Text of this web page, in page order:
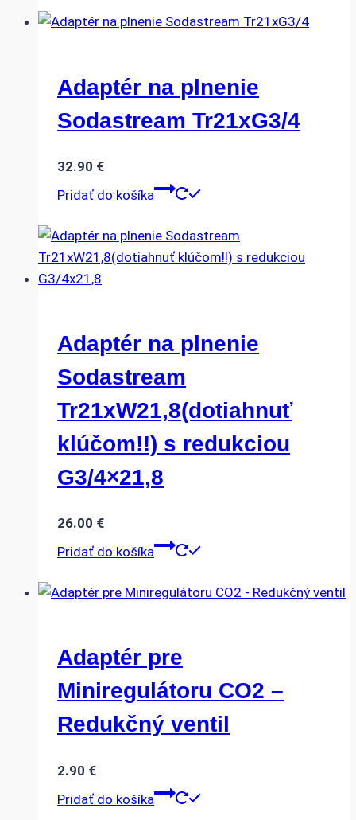
Adaptér na plnenie
Sodastream Tr21xG3/4
32.90 €
Pridať do košíka
Adaptér na plnenie
Sodastream
Tr21xW21,8(dotiahnuť
klúčom!!) s redukciou
G3/4×21,8
26.00 €
Pridať do košíka
Adaptér pre
Miniregulátoru CO2 –
Redukčný ventil
2.90 €
Pridať do košíka